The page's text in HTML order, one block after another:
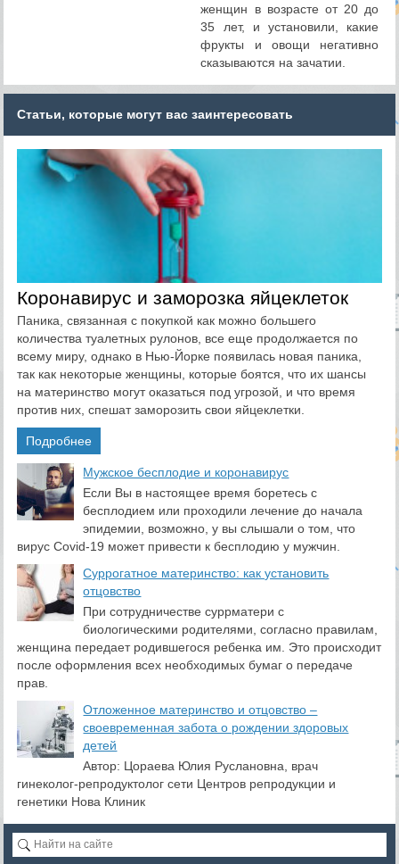
женщин в возрасте от 20 до
35 лет, и установили, какие
фрукты и овощи негативно
сказываются на зачатии.
Статьи, которые могут вас заинтересовать
Коронавирус и заморозка яйцеклеток
Паника, связанная с покупкой как можно большего
количества туалетных рулонов, все еще продолжается по
всему миру, однако в Нью-Йорке появилась новая паника,
так как некоторые женщины, которые боятся, что их шансы
на материнство могут оказаться под угрозой, и что время
против них, спешат заморозить свои яйцеклетки.
Подробнее
​Мужское бесплодие и коронавирус
Если Вы в настоящее время боретесь с
бесплодием или проходили лечение до начала
эпидемии, возможно, у вы слышали о том, что
вирус Covid-19 может привести к бесплодию у мужчин.
Суррогатное материнство: как установить
отцовство
При сотрудничестве суррматери с
биологическими родителями, согласно правилам,
женщина передает родившегося ребенка им. Это происходит
после оформления всех необходимых бумаг о передаче
прав.
Отложенное материнство и отцовство –
своевременная забота о рождении здоровых
детей
Автор: Цораева Юлия Руслановна, врач
гинеколог-репродуктолог сети Центров репродукции и
генетики Нова Клиник